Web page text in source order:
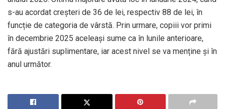
s-au acordat creșteri de 36 de lei, respectiv 88 de lei, în
funcție de categoria de vârstă. Prin urmare, copiii vor primi
în decembrie 2025 aceleași sume ca în lunile anterioare,
fără ajustări suplimentare, iar acest nivel se va menține și în
anul următor.